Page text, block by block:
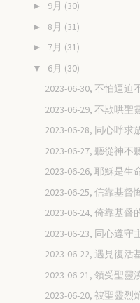
► 9月 (30)
► 8月 (31)
► 7月 (31)
▼ 6月 (30)
2023-06-30, 不怕逼
2023-06-29, 不欺哄
2023-06-28, 同心呼
2023-06-27, 聽從神
2023-06-26, 耶穌是
2023-06-25, 信靠基
2023-06-24, 倚靠基
2023-06-23, 同心遵
2023-06-22, 遇見復
2023-06-21, 領受聖
2023-06-20, 被聖靈